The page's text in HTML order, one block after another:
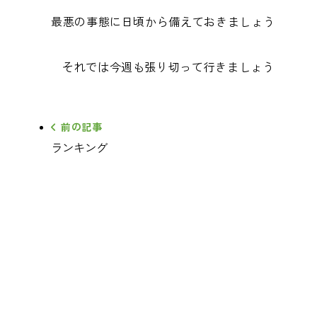
最悪の事態に日頃から備えておきましょう
それでは今週も張り切って行きましょう
前の記事
ランキング